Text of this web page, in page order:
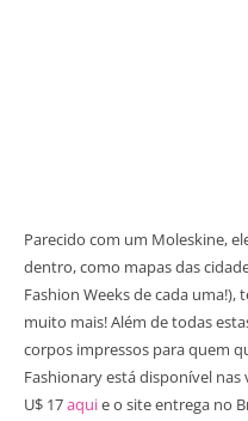
Parecido com um Moleskine,
dentro, como mapas das
Fashion Weeks de cada
muito mais! Além de todas
corpos impressos para quem
Fashionary está disponível
U$ 17aquie o site entrega no